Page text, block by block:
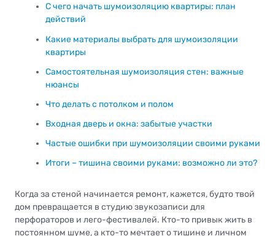
С чего начать шумоизоляцию квартиры: план
действий
Какие материалы выбрать для шумоизоляции
квартиры
Самостоятельная шумоизоляция стен: важные
нюансы
Что делать с потолком и полом
Входная дверь и окна: забытые участки
Частые ошибки при шумоизоляции своими руками
Итоги – тишина своими руками: возможно ли это?
Когда за стеной начинается ремонт, кажется, будто твой
дом превращается в студию звукозаписи для
перфораторов и лего-фестивалей. Кто-то привык жить в
постоянном шуме, а кто-то мечтает о тишине и личном